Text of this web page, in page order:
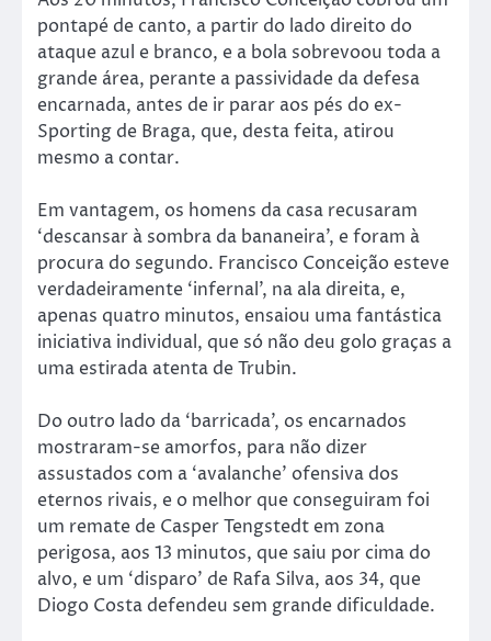
pontapé de canto, a partir do lado direito do
ataque azul e branco, e a bola sobrevoou toda a
grande área, perante a passividade da defesa
encarnada, antes de ir parar aos pés do ex-
Sporting de Braga, que, desta feita, atirou
mesmo a contar.
Em vantagem, os homens da casa recusaram
‘descansar à sombra da bananeira’, e foram à
procura do segundo. Francisco Conceição esteve
verdadeiramente ‘infernal’, na ala direita, e,
apenas quatro minutos, ensaiou uma fantástica
iniciativa individual, que só não deu golo graças a
uma estirada atenta de Trubin.
Do outro lado da ‘barricada’, os encarnados
mostraram-se amorfos, para não dizer
assustados com a ‘avalanche’ ofensiva dos
eternos rivais, e o melhor que conseguiram foi
um remate de Casper Tengstedt em zona
perigosa, aos 13 minutos, que saiu por cima do
alvo, e um ‘disparo’ de Rafa Silva, aos 34, que
Diogo Costa defendeu sem grande dificuldade.